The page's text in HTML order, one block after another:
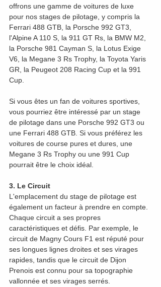
offrons une gamme de voitures de luxe
pour nos stages de pilotage, y compris la
Ferrari 488 GTB, la Porsche 992 GT3,
l'Alpine A 110 S, la 911 GT Rs, la BMW M2,
la Porsche 981 Cayman S, la Lotus Exige
V6, la Megane 3 Rs Trophy, la Toyota Yaris
GR, la Peugeot 208 Racing Cup et la 991
Cup.
Si vous êtes un fan de voitures sportives,
vous pourriez être intéressé par un stage
de pilotage dans une Porsche 992 GT3 ou
une Ferrari 488 GTB. Si vous préférez les
voitures de course pures et dures, une
Megane 3 Rs Trophy ou une 991 Cup
pourrait être le choix idéal.
3. Le Circuit
L'emplacement du stage de pilotage est
également un facteur à prendre en compte.
Chaque circuit a ses propres
caractéristiques et défis. Par exemple, le
circuit de Magny Cours F1 est réputé pour
ses longues lignes droites et ses virages
rapides, tandis que le circuit de Dijon
Prenois est connu pour sa topographie
vallonnée et ses virages serrés.